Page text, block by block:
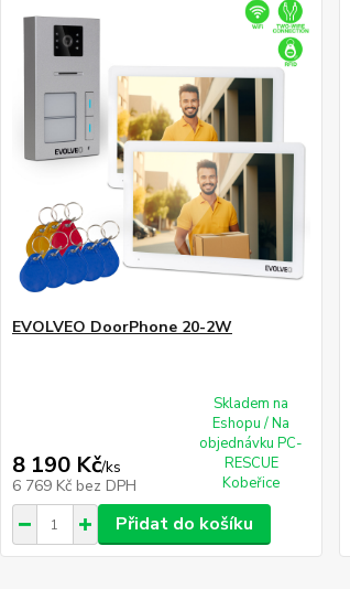
EVOLVEO DoorPhone 20-2W
8 190 Kč/ks
6 769 Kč bez DPH
Skladem na
Eshopu / Na
objednávku PC-
RESCUE
Kobeřice
Přidat do košíku